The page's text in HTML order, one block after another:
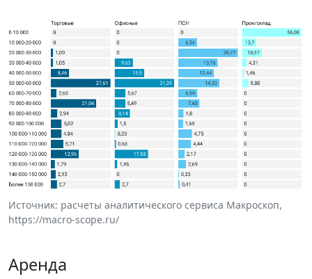
Источник: расчеты аналитического сервиса Макроскоп,
https://macro-scope.ru/
Аренда